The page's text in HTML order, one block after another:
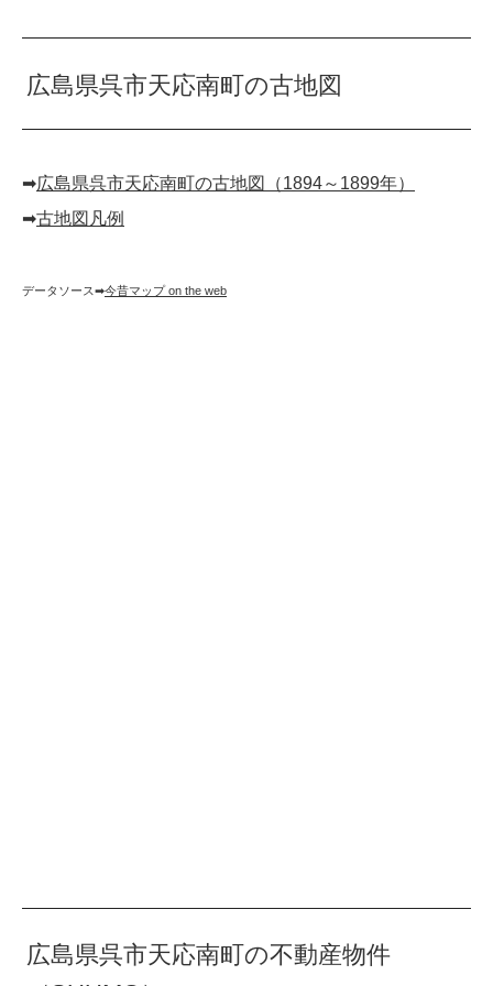
広島県呉市天応南町の古地図
➡︎広島県呉市天応南町の古地図（1894～1899年）
➡︎古地図凡例
データソース➡︎今昔マップ on the web
広島県呉市天応南町の不動産物件